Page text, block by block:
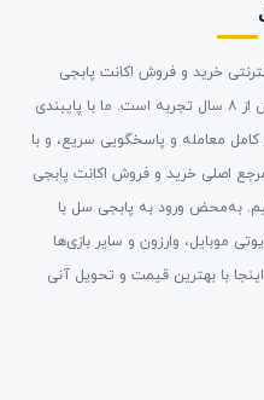
خرید و فروش اکانت پابجی
موبایل و اکانت کالاف دیوتی موبایل با بیش از ۸ سال تجربه است. ما با پایبندی
معامله و پاسخگویی سریع، و با
اصلی خرید و فروش اکانت پابجی
به‌محض ورود به پابجی سل با
موبایل، وارزون و سایر بازی‌ها
با بهترین قیمت و تحویل آنی